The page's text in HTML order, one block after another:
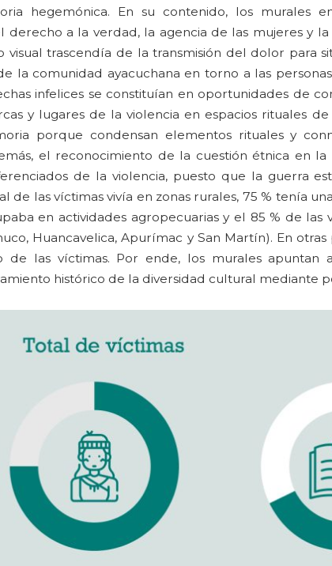
hegemónica. En su contenido, los murales
derecho a la verdad, la agencia de las mujeres y
visual trascendía de la transmisión del dolor para
la comunidad ayacuchana en torno a las
infelices se constituían en oportunidades de
y lugares de la violencia en espacios rituales de
porque condensan elementos rituales y
el reconocimiento de la cuestión étnica en la
de la violencia, puesto que la guerra
de las víctimas vivía en zonas rurales, 75 % tenía
en actividades agropecuarias y el 85 % de
Huancavelica, Apurímac y San Martín). En
de las víctimas. Por ende, los murales apuntan
histórico de la diversidad cultural mediante